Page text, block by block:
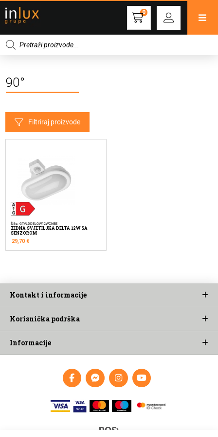
0
Products
search
90°
Filtriraj proizvode
Šifra: GTVLDDELOW12WCNBE
ZIDNA SVJETILJKA DELTA 12W SA
SENZOROM
29,70€
Kontakt i informacije
Korisnička podrška
Informacije